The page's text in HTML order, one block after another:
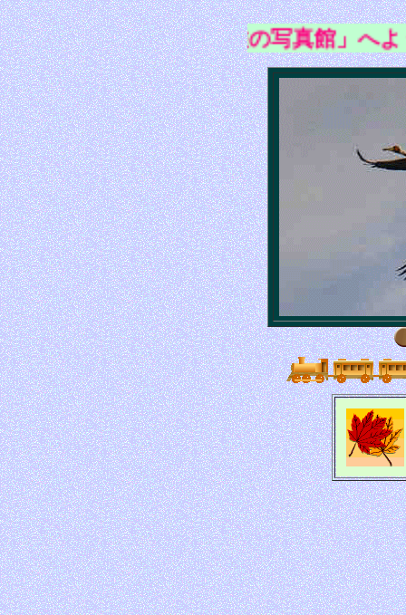
ガウスの「旅の写真館」へよ